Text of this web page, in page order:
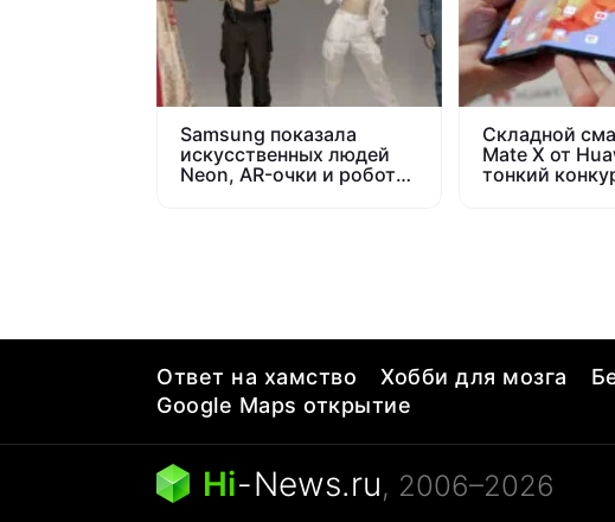
Samsung показала
искусственных людей
Neon, AR-очки и робота
Складной
Mate X от
тонкий
Ответ на хамство Хобби для мозга
Google Maps открытие
Hi-News.ru, 2006–2026